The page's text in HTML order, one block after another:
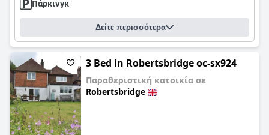
Πάρκινγκ
Δείτε περισσότερα
3 Bed in Robertsbridge oc-sx924
Παραθεριστική κατοικία σε
Robertsbridge